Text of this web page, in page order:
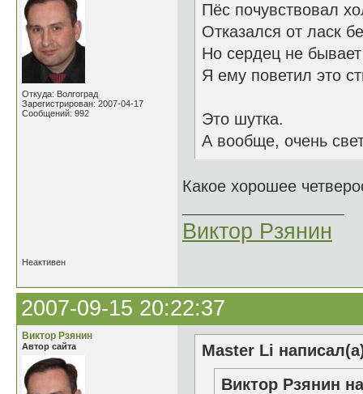
Откуда: Волгоград
Зарегистрирован: 2007-04-17
Сообщений: 992
Пёс почувствовал
Отказался от ласк
Но сердец не
Я ему поветил это
Это шутка.
А вообще, очень
Какое хорошее
Виктор Рзянин
Неактивен
2007-09-15 20:22:37
Виктор Рзянин
Автор сайта
Master Li
Виктор Рзянин